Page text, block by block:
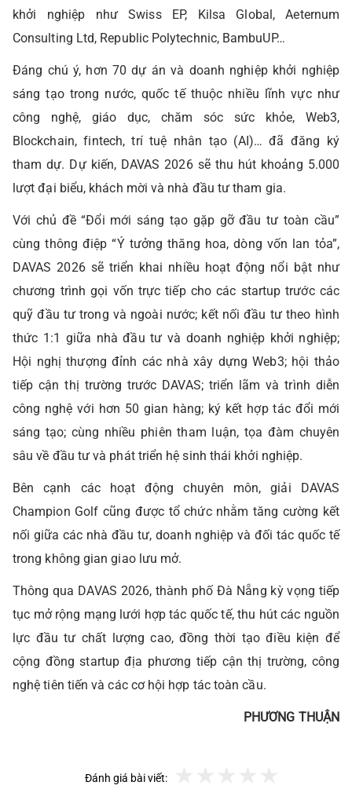
khởi nghiệp như Swiss EP, Kilsa Global, Aeternum
Consulting Ltd, Republic Polytechnic, BambuUP…
Đáng chú ý, hơn 70 dự án và doanh nghiệp khởi nghiệp
sáng tạo trong nước, quốc tế thuộc nhiều lĩnh vực như
công nghệ, giáo dục, chăm sóc sức khỏe, Web3,
Blockchain, fintech, trí tuệ nhân tạo (AI)… đã đăng ký
tham dự. Dự kiến, DAVAS 2026 sẽ thu hút khoảng 5.000
lượt đại biểu, khách mời và nhà đầu tư tham gia.
Với chủ đề “Đổi mới sáng tạo gặp gỡ đầu tư toàn cầu”
cùng thông điệp “Ý tưởng thăng hoa, dòng vốn lan tỏa”,
DAVAS 2026 sẽ triển khai nhiều hoạt động nổi bật như
chương trình gọi vốn trực tiếp cho các startup trước các
quỹ đầu tư trong và ngoài nước; kết nối đầu tư theo hình
thức 1:1 giữa nhà đầu tư và doanh nghiệp khởi nghiệp;
Hội nghị thượng đỉnh các nhà xây dựng Web3; hội thảo
tiếp cận thị trường trước DAVAS; triển lãm và trình diễn
công nghệ với hơn 50 gian hàng; ký kết hợp tác đổi mới
sáng tạo; cùng nhiều phiên tham luận, tọa đàm chuyên
sâu về đầu tư và phát triển hệ sinh thái khởi nghiệp.
Bên cạnh các hoạt động chuyên môn, giải DAVAS
Champion Golf cũng được tổ chức nhằm tăng cường kết
nối giữa các nhà đầu tư, doanh nghiệp và đối tác quốc tế
trong không gian giao lưu mở.
Thông qua DAVAS 2026, thành phố Đà Nẵng kỳ vọng tiếp
tục mở rộng mạng lưới hợp tác quốc tế, thu hút các nguồn
lực đầu tư chất lượng cao, đồng thời tạo điều kiện để
cộng đồng startup địa phương tiếp cận thị trường, công
nghệ tiên tiến và các cơ hội hợp tác toàn cầu.
PHƯƠNG THUẬN
Đánh giá bài viết: